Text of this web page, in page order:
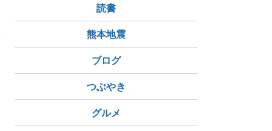
読書
熊本地震
ブログ
つぶやき
グルメ